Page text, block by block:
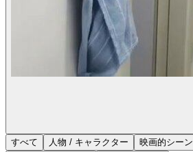
すべて 人物 / キャラクター 映画的シーン